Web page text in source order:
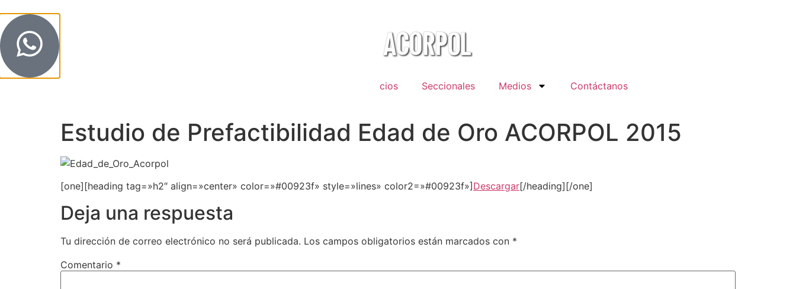
Servicios Seccionales Medios Contáctanos
Estudio de Prefactibilidad Edad de Oro ACORPOL 2015
[one][heading tag=»h2″ align=»center» color=»#00923f» style=»lines» color2=»#00923f»] Descargar[/heading][/one]
Deja una respuesta
Tu dirección de correo electrónico no será publicada. Los campos obligatorios están marcados con *
Comentario *